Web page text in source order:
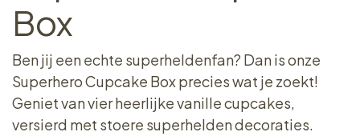
Box
Ben jij een echte superheldenfan? Dan is onze
Superhero Cupcake Box precies wat je zoekt!
Geniet van vier heerlijke vanille cupcakes,
versierd met stoere superhelden decoraties.